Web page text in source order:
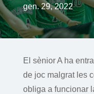
gen. 29, 2022
El sènior A ha
de joc malgrat les
obliga a funcionar